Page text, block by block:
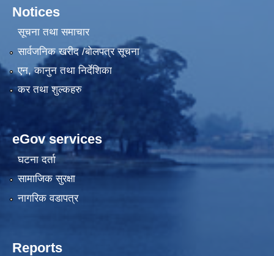
Notices
सूचना तथा समाचार
सार्वजनिक खरीद /बोलपत्र सूचना
एन, कानुन तथा निर्देशिका
कर तथा शुल्कहरु
eGov services
घटना दर्ता
सामाजिक सुरक्षा
नागरिक वडापत्र
Reports